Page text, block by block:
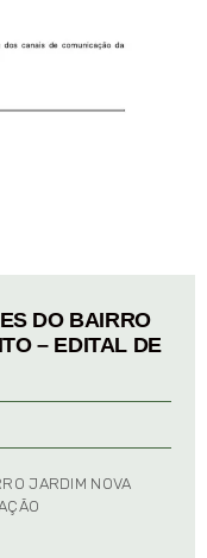
DO BAIRRO
– EDITAL DE
JARDIM NOVA